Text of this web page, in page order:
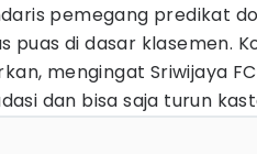
pemegang predikat
puas di dasar klasemen.
mengingat Sriwijaya
dan bisa saja turun